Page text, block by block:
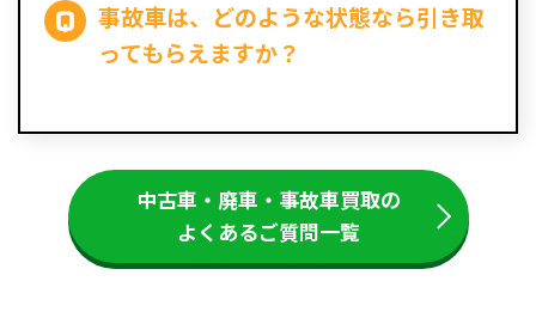
事故車は、どのような状態なら引き取
ってもらえますか？
中古車・廃車・事故車買取の
よくあるご質問一覧